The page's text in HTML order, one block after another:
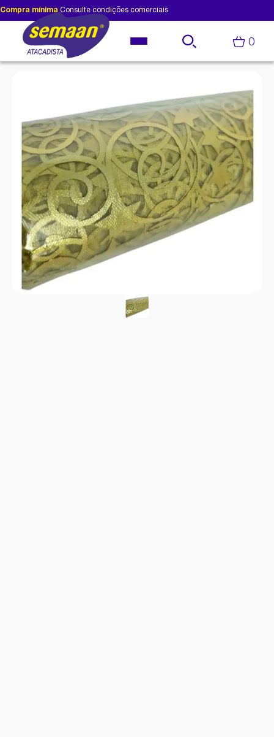
Compra mínima Consulte condições comerciais
0